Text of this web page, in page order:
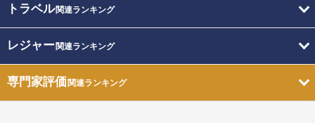
トラベル関連ランキング
レジャー関連ランキング
専門家評価関連ランキング